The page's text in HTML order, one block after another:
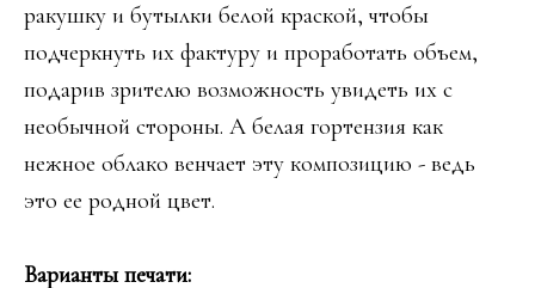
ракушку и бутылки белой краской, чтобы
подчеркнуть их фактуру и проработать объем,
подарив зрителю возможность увидеть их с
необычной стороны. А белая гортензия как
нежное облако венчает эту композицию - ведь
это ее родной цвет.
Варианты печати: